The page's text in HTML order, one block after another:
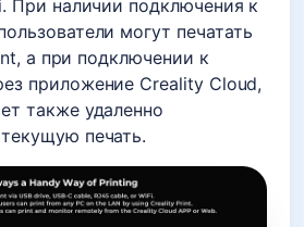
При наличии подключения к
могут печатать
а при подключении к
приложение Creality Cloud,
также удаленно
печать.